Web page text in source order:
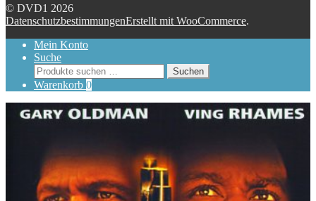
© DVD1 2026
DatenschutzbestimmungenErstellt mit WooCommerce.
Mein Konto
Suche
Suchen
nach:
Suchen
Warenkorb 0